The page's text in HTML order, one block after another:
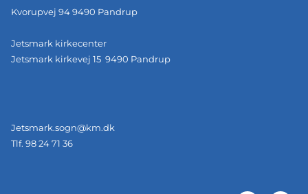
Kvorupvej 94 9490 Pandrup
Jetsmark kirkecenter
Jetsmark kirkevej 15 9490 Pandrup
Jetsmark.sogn@km.dk
Tlf. 98 24 71 36